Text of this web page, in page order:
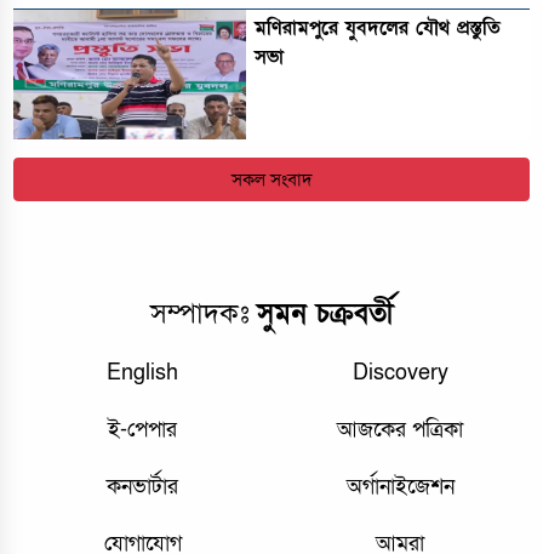
মণিরামপুরে যুবদলের যৌথ প্রস্তুতি
সভা
সকল সংবাদ
সম্পাদকঃসুমন চক্রবর্তী
English Discovery
ই-পেপার আজকের পত্রিকা
কনভার্টার অর্গানাইজেশন
যোগাযোগ আমরা